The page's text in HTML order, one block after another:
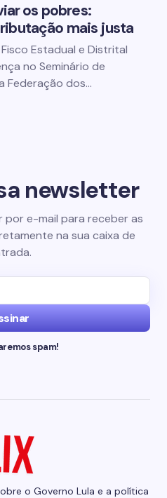
os pobres:
mais justa
Estadual e Distrital
no Seminário de
Federação dos…
newsletter
por e-mail para receber as
na sua caixa de
spam!
o Governo Lula e a política